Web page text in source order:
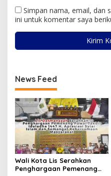
Simpan nama, email, dan
ini untuk komentar saya
News Feed
Wali Kota Lis Serahkan
Penghargaan Pemenang